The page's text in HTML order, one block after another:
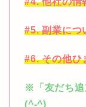
#5. 副業につ
#6. その他ひ
※「友だち追
(^-^)